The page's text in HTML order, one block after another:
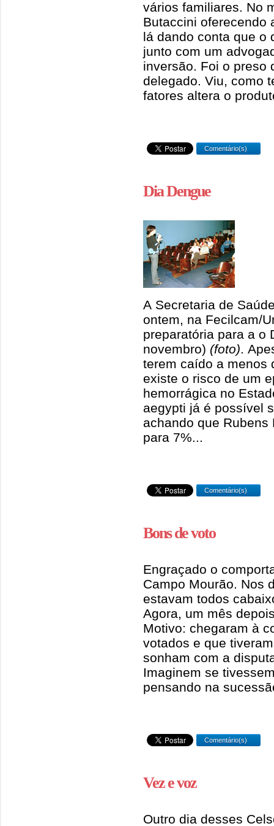
vários familiares. No
Butaccini oferecendo
lá dando conta que o
junto com um
inversão. Foi o preso
delegado. Viu, como
fatores altera o
Comentário(s)
Dia Dengue
A Secretaria de
ontem, na Fecilcam/
preparatória para a o
novembro) (foto).
terem caído a menos
existe o risco de um
hemorrágica no
aegypti já é possível
achando que
para 7%...
Comentário(s)
Bons de voto
Engraçado o
Campo Mourão. Nos
estavam todos
Agora, um mês
Motivo: chegaram à
votados e que
sonham com a
Imaginem se
pensando na
Comentário(s)
Vez e voz
Outro dia desses